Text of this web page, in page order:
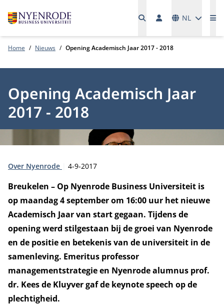
NL
Home Nieuws Opening Academisch Jaar 2017 - 2018
Opening Academisch Jaar
2017 - 2018
Type:
Over Nyenrode Publicatiedatum:
4-9-2017
Breukelen – Op Nyenrode Business Universiteit is
op maandag 4 september om 16:00 uur het nieuwe
Academisch Jaar van start gegaan. Tijdens de
opening werd stilgestaan bij de groei van Nyenrode
en de positie en betekenis van de universiteit in de
samenleving. Emeritus professor
managementstrategie en Nyenrode alumnus prof.
dr. Kees de Kluyver gaf de keynote speech op de
plechtigheid.